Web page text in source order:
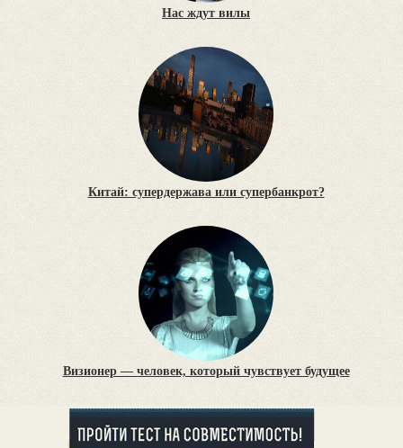
Нас ждут вилы
Китай: супердержава или супербанкрот?
Визионер — человек, который чувствует будущее